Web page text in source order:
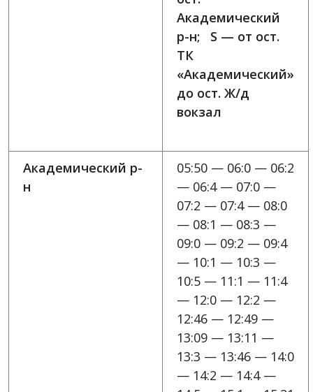
Академический
р-н; S — от ост.
ТК
«Академический»
до ост. Ж/д
вокзал
Академический р-
н
05:50 — 06:0 — 06:2
— 06:4 — 07:0 —
07:2 — 07:4 — 08:0
— 08:1 — 08:3 —
09:0 — 09:2 — 09:4
— 10:1 — 10:3 —
10:5 — 11:1 — 11:4
— 12:0 — 12:2 —
12:46 — 12:49 —
13:09 — 13:11 —
13:3 — 13:46 — 14:0
— 14:2 — 14:4 —